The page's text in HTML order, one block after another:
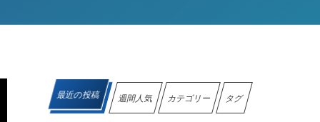
最近の投稿 週間人気 カテゴリー タグ